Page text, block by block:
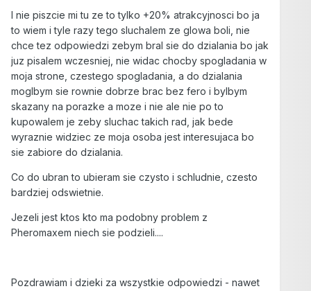
I nie piszcie mi tu ze to tylko +20% atrakcyjnosci bo ja
to wiem i tyle razy tego sluchalem ze glowa boli, nie
chce tez odpowiedzi zebym bral sie do dzialania bo jak
juz pisalem wczesniej, nie widac chocby spogladania w
moja strone, czestego spogladania, a do dzialania
moglbym sie rownie dobrze brac bez fero i bylbym
skazany na porazke a moze i nie ale nie po to
kupowalem je zeby sluchac takich rad, jak bede
wyraznie widziec ze moja osoba jest interesujaca bo
sie zabiore do dzialania.
Co do ubran to ubieram sie czysto i schludnie, czesto
bardziej odswietnie.
Jezeli jest ktos kto ma podobny problem z
Pheromaxem niech sie podzieli....
Pozdrawiam i dzieki za wszystkie odpowiedzi - nawet